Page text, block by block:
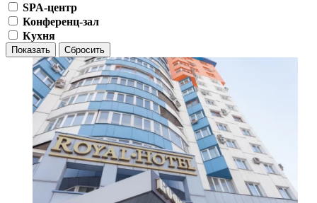
SPA-центр
Конференц-зал
Кухня
Показать Сбросить